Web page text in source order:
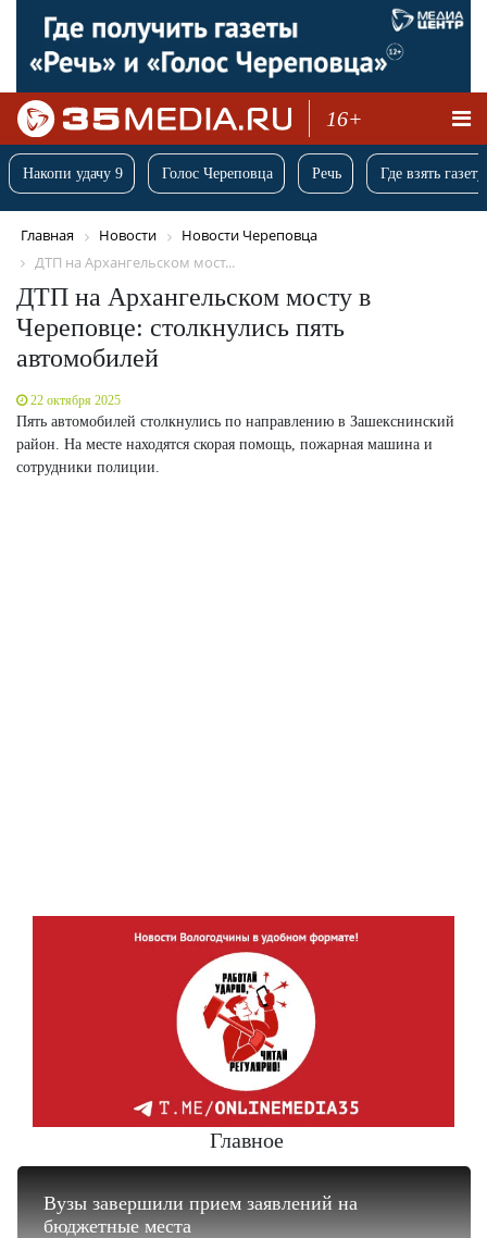
16+
Накопи удачу 9 Голос Череповца Речь Где взять
Главная Новости
Новости Череповца
ДТП на Архангельском мост...
ДТП на Архангельском мосту в
Череповце: столкнулись пять
автомобилей
22 октября 2025
Пять автомобилей столкнулись по направлению в Зашекснинский
район. На месте находятся скорая помощь, пожарная машина и
сотрудники полиции.
Главное
Вузы завершили прием заявлений на
бюджетные места